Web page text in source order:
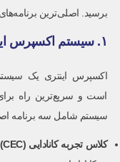
برسید. اصلی‌ترین
۱. سیستم اکسپرس اینتری (Express Entry)
اکسپرس اینتری یک
است و سریع‌ترین راه
سیستم شامل سه برنامه
کلاس تجربه کانادایی (CEC):